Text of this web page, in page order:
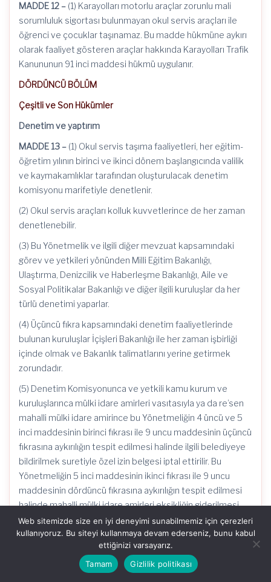
MADDE 12 – (1) Karayolları motorlu araçlar zorunlu mali
sorumluluk sigortası bulunmayan okul servis araçları ile
öğrenci ve çocuklar taşınamaz. Bu madde hükmüne aykırı
olarak faaliyet gösteren araçlar hakkında Karayolları Trafik
Kanununun 91 inci maddesi hükmü uygulanır.
DÖRDÜNCÜ BÖLÜM
Çeşitli ve Son Hükümler
Denetim ve yaptırım
MADDE 13 – (1) Okul servis taşıma faaliyetleri, her eğitim-
öğretim yılının birinci ve ikinci dönem başlangıcında valilik
ve kaymakamlıklar tarafından oluşturulacak denetim
komisyonu marifetiyle denetlenir.
(2) Okul servis araçları kolluk kuvvetlerince de her zaman
denetlenebilir.
(3) Bu Yönetmelik ve ilgili diğer mevzuat kapsamındaki
görev ve yetkileri yönünden Milli Eğitim Bakanlığı,
Ulaştırma, Denizcilik ve Haberleşme Bakanlığı, Aile ve
Sosyal Politikalar Bakanlığı ve diğer ilgili kuruluşlar da her
türlü denetimi yaparlar.
(4) Üçüncü fıkra kapsamındaki denetim faaliyetlerinde
bulunan kuruluşlar İçişleri Bakanlığı ile her zaman işbirliği
içinde olmak ve Bakanlık talimatlarını yerine getirmek
zorundadır.
(5) Denetim Komisyonunca ve yetkili kamu kurum ve
kuruluşlarınca mülki idare amirleri vasıtasıyla ya da re’sen
mahalli mülki idare amirince bu Yönetmeliğin 4 üncü ve 5
inci maddesinin birinci fıkrası ile 9 uncu maddesinin üçüncü
fıkrasına aykırılığın tespit edilmesi halinde ilgili belediyeye
bildirilmek suretiyle özel izin belgesi iptal ettirilir. Bu
Yönetmeliğin 5 inci maddesinin ikinci fıkrası ile 9 uncu
maddesinin dördüncü fıkrasına aykırılığın tespit edilmesi
halinde mahalli mülki idare amirleri eksikliğin giderilmesi
için süre vererek uyarıda bulunur, üçüncü uyarıda ilgili
belediyesine bildirilmek suretiyle özel izin belgeleri iptal
ettirilir. İptale konu izin belgesi aynı eğitim öğretim yılında
yeniden düzenlenemez. Kreş, gündüz bakımevi ve çocuk
Web sitemizde size en iyi deneyimi sunabilmemiz için çerezleri
kullanıyoruz. Bu siteyi kullanmaya devam ederseniz, bunu kabul
ettiğinizi varsayarız.
Tamam
Gizlilik politikası